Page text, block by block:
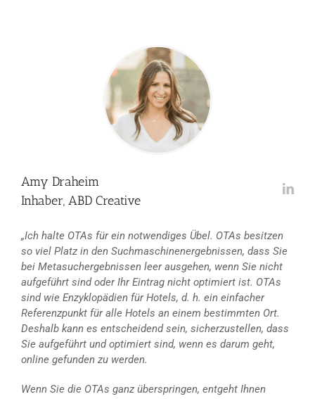
Amy Draheim
Inhaber, ABD Creative
„Ich halte OTAs für ein notwendiges Übel. OTAs besitzen
so viel Platz in den Suchmaschinenergebnissen, dass Sie
bei Metasuchergebnissen leer ausgehen, wenn Sie nicht
aufgeführt sind oder Ihr Eintrag nicht optimiert ist. OTAs
sind wie Enzyklopädien für Hotels, d. h. ein einfacher
Referenzpunkt für alle Hotels an einem bestimmten Ort.
Deshalb kann es entscheidend sein, sicherzustellen, dass
Sie aufgeführt und optimiert sind, wenn es darum geht,
online gefunden zu werden.
Wenn Sie die OTAs ganz überspringen, entgeht Ihnen